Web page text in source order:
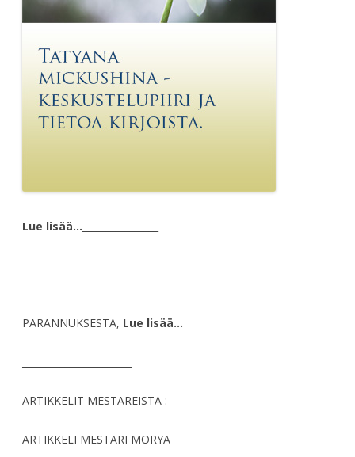
Lue lisää…
PARANNUKSESTA, Lue lisää…
ARTIKKELIT MESTAREISTA :
ARTIKKELI MESTARI MORYA